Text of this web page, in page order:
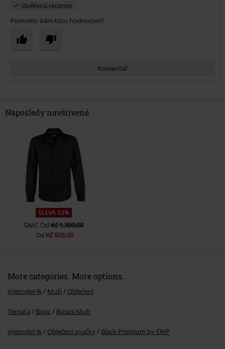
Ověřená recenze
Pomohlo Vám toto hodnocení?
Komentář
Odeslat komentář
Naposledy navštívené
SLEVA 33%
DMC OdKč 1.399,00
Od Kč 926,00
More categories. More options.
Výprodej % Muži Oblečení
Témata Basic Basics Muži
Výprodej % Oblečení značky Black Premium by EMP